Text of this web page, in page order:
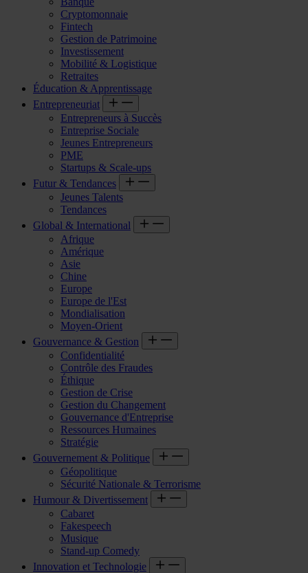
Cryptomonnaie
Fintech
Gestion de Patrimoine
Investissement
Mobilité & Logistique
Retraites
Éducation & Apprentissage
Entrepreneuriat
Entrepreneurs à Succès
Entreprise Sociale
Jeunes Entrepreneurs
PME
Startups & Scale-ups
Futur & Tendances
Jeunes Talents
Tendances
Global & International
Afrique
Amérique
Asie
Chine
Europe
Europe de l'Est
Mondialisation
Moyen-Orient
Gouvernance & Gestion
Confidentialité
Contrôle des Fraudes
Éthique
Gestion de Crise
Gestion du Changement
Gouvernance d'Entreprise
Ressources Humaines
Stratégie
Gouvernement & Politique
Géopolitique
Sécurité Nationale & Terrorisme
Humour & Divertissement
Cabaret
Fakespeech
Musique
Stand-up Comedy
Innovation et Technologie